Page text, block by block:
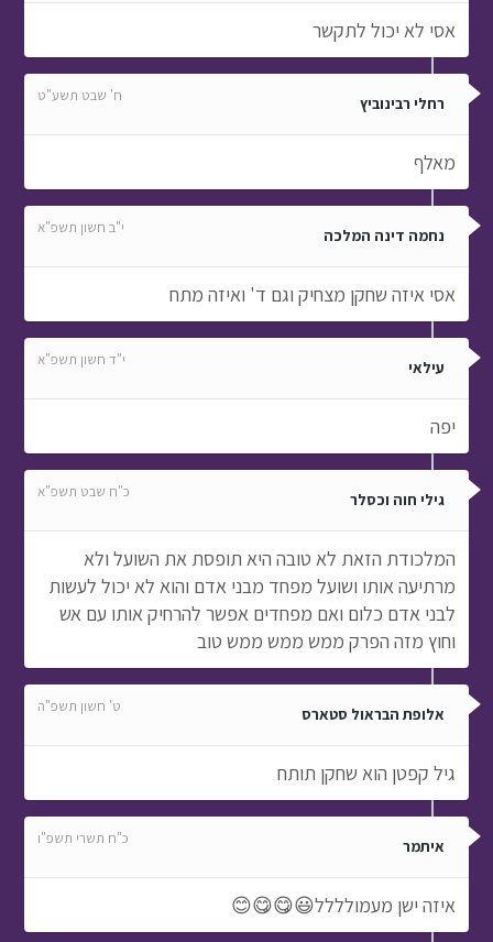
אסי לא יכול לתקשר
רחלי רבינוביץ ח' שבט תשע"ט
מאלף
נחמה דינה המלכה י"ב חשון תשפ"א
אסי איזה שחקן מצחיק וגם ד' ואיזה מתח
עילאי י"ד חשון תשפ"א
יפה
גילי חוה וכסלר כ"ח שבט תשפ"א
המלכודת הזאת לא טובה היא תופסת את השועל ולא
מרתיעה אותו ושועל מפחד מבני אדם והוא לא יכול לעשות
לבני אדם כלום ואם מפחדים אפשר להרחיק אותו עם אש
וחוץ מזה הפרק ממש ממש ממש טוב
אלופת הבראול סטארס ט' חשון תשפ"ה
גיל קפטן הוא שחקן תותח
איתמר כ"ח תשרי תשפ"ו
איזה ישן מעמולללל😃😋😋😊